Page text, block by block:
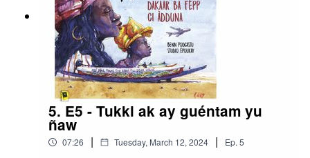
5. E5 - Tukki ak ay guéntam yu
ñaw
07:26 | Tuesday, March 12, 2024 | Ep. 5